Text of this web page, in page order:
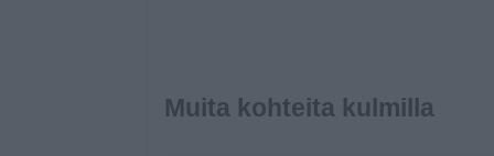
Muita kohteita kulmilla